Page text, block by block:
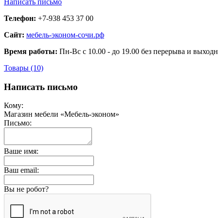
Телефон: +7-938 453 37 00
Сайт: мебель-эконом-сочи.рф
Время работы: Пн-Вс с 10.00 - до 19.00 без перерыва и
Товары (10)
Написать письмо
Кому:
Магазин мебели «Мебель-эконом»
Письмо:
Ваше имя:
Ваш email:
Вы не робот?